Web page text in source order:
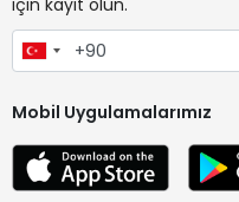
için kayıt olun.
Mobil Uygulamalarımız